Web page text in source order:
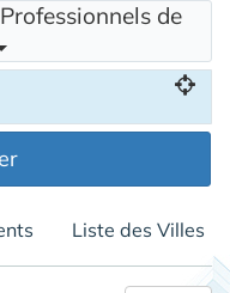
de
Liste des Villes